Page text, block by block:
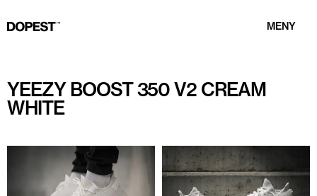
MENY
YEEZY BOOST 350 V2 CREAM
WHITE